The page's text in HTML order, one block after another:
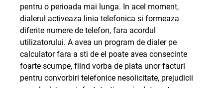
pentru o perioada mai lunga. In acel moment,
dialerul activeaza linia telefonica si formeaza
diferite numere de telefon, fara acordul
utilizatorului. A avea un program de dialer pe
calculator fara a sti de el poate avea consecinte
foarte scumpe, fiind vorba de plata unor facturi
pentru convorbiri telefonice nesolicitate, prejudicii